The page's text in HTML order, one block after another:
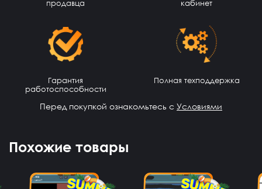
продавца
кабинет
Гарантия
работоспособности
Полная техподдержка
Перед покупкой ознакомьтесь с Условиями
Похожие товары
Норм сайт
13 часов назад
Очень круто, купил акк, все работает
13 часов назад
Привет
Все очень хорошо я играю на новом аккаунте и все
Aden Tynchbekov9 часов назад